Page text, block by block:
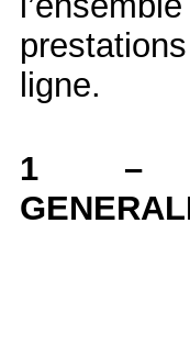
ligne.
1 –